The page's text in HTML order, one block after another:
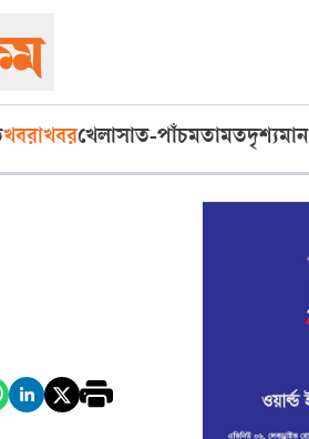
খবরাখবরখেলাসাত-পাঁচমতামতদৃশ্যমান